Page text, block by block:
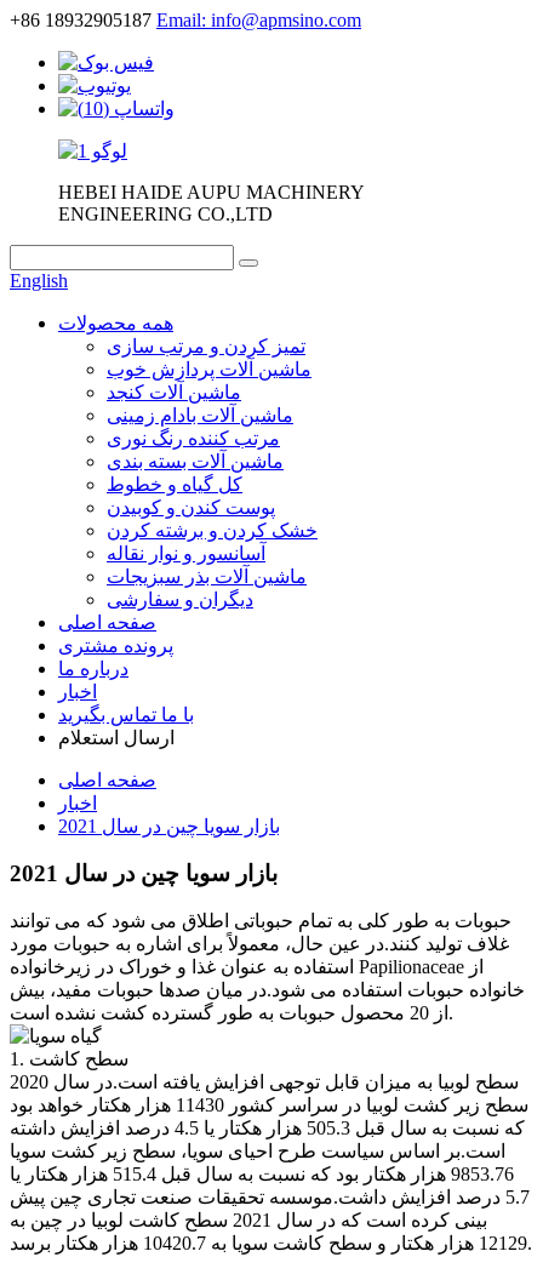
+86 18932905187 Email: info@apmsino.com
HEBEI HAIDE AUPU MACHINERY
ENGINEERING CO.,LTD
English
همه محصولات
تمیز کردن و مرتب سازی
ماشین آلات پردازش خوب
ماشین آلات کنجد
ماشین آلات بادام زمینی
مرتب کننده رنگ نوری
ماشین آلات بسته بندی
کل گیاه و خطوط
پوست کندن و کوبیدن
خشک کردن و برشته کردن
آسانسور و نوار نقاله
ماشین آلات بذر سبزیجات
دیگران و سفارشی
صفحه اصلی
پرونده مشتری
درباره ما
اخبار
با ما تماس بگیرید
ارسال استعلام
صفحه اصلی
اخبار
بازار سویا چین در سال 2021
بازار سویا چین در سال 2021
حبوبات به طور کلی به تمام حبوباتی اطلاق می شود که می توانند
غلاف تولید کنند.در عین حال، معمولاً برای اشاره به حبوبات مورد
استفاده به عنوان غذا و خوراک در زیرخانواده Papilionaceae از
خانواده حبوبات استفاده می شود.در میان صدها حبوبات مفید، بیش
از 20 محصول حبوبات به طور گسترده کشت نشده است.
1. سطح کاشت
سطح لوبیا به میزان قابل توجهی افزایش یافته است.در سال 2020
سطح زیر کشت لوبیا در سراسر کشور 11430 هزار هکتار خواهد بود
که نسبت به سال قبل 505.3 هزار هکتار یا 4.5 درصد افزایش داشته
است.بر اساس سیاست طرح احیای سویا، سطح زیر کشت سویا
9853.76 هزار هکتار بود که نسبت به سال قبل 515.4 هزار هکتار یا
5.7 درصد افزایش داشت.موسسه تحقیقات صنعت تجاری چین پیش
بینی کرده است که در سال 2021 سطح کاشت لوبیا در چین به
12129 هزار هکتار و سطح کاشت سویا به 10420.7 هزار هکتار برسد.